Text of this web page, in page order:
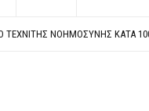
ΧΩΡΊΣ ΤΟ ΑΠΟΔΕΙΚΤΙΚΌ